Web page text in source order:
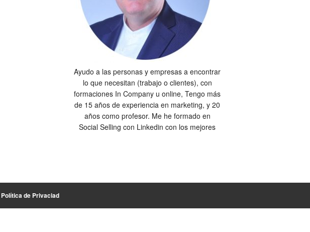
Ayudo a las personas y empresas a encontrar
lo que necesitan (trabajo o clientes), con
formaciones In Company u online, Tengo más
de 15 años de experiencia en marketing, y 20
años como profesor. Me he formado en
Social Selling con Linkedin con los mejores
Política de Privaciad